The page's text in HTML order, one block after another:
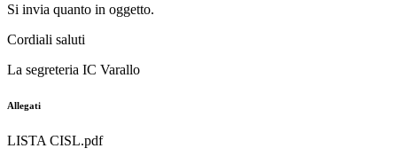
Si invia quanto in oggetto.
Cordiali saluti
La segreteria IC Varallo
Allegati
LISTA CISL.pdf